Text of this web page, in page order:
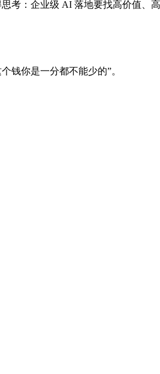
：企业级 AI 落地要找高价值、高
钱你是一分都不能少的”。